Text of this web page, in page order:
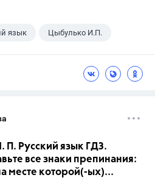
язык Цыбулько И.П.
П. Русский язык ГДЗ.
все знаки препинания:
месте которой(-ых)...